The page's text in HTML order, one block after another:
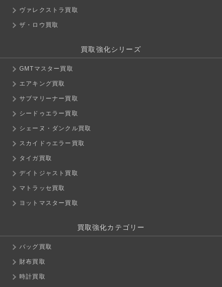
ヴァレクストラ買取
ザ・ロウ買取
買取強化シリーズ
GMTマスター買取
エアキング買取
サブマリーナー買取
シードゥエラー買取
シェーヌ・ダンクル買取
スカイドゥエラー買取
タイガ買取
デイトジャスト買取
マトラッセ買取
ヨットマスター買取
買取強化カテゴリー
バッグ買取
財布買取
時計買取